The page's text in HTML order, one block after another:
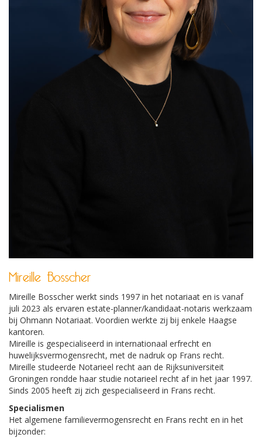
Mireille Bosscher
Mireille Bosscher werkt sinds 1997 in het notariaat en is vanaf
juli 2023 als ervaren estate-planner/kandidaat-notaris werkzaam
bij Ohmann Notariaat. Voordien werkte zij bij enkele Haagse
kantoren.
Mireille is gespecialiseerd in internationaal erfrecht en
huwelijksvermogensrecht, met de nadruk op Frans recht.
Mireille studeerde Notarieel recht aan de Rijksuniversiteit
Groningen rondde haar studie notarieel recht af in het jaar 1997.
Sinds 2005 heeft zij zich gespecialiseerd in Frans recht.
Specialismen
Het algemene familievermogensrecht en Frans recht en in het
bijzonder: